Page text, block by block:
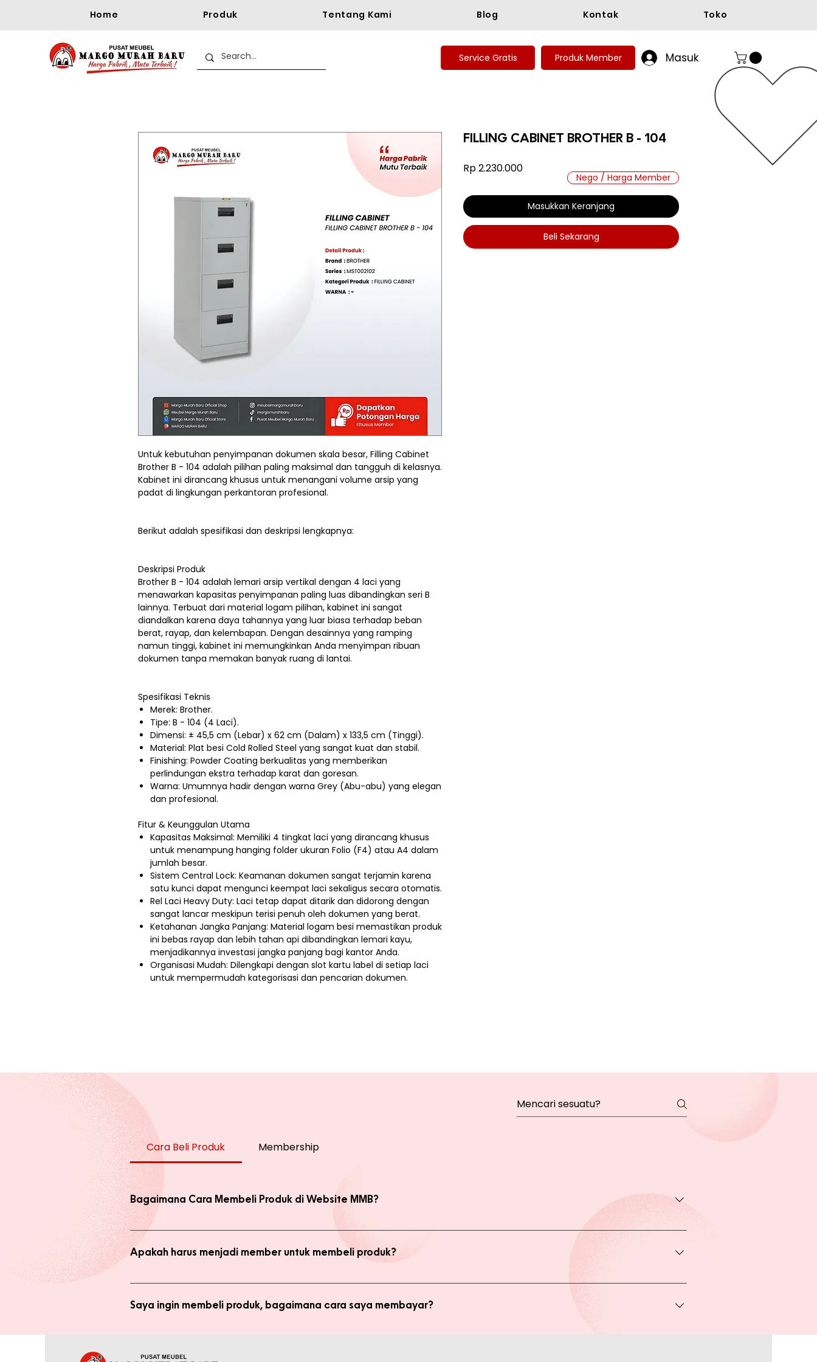
Home Produk Tentang Kami Blog Kontak Toko
Service Gratis Produk Member Masuk
Untuk kebutuhan penyimpanan dokumen skala besar, Filling Cabinet
Brother B - 104 adalah pilihan paling maksimal dan tangguh di kelasnya.
Kabinet ini dirancang khusus untuk menangani volume arsip yang
padat di lingkungan perkantoran profesional.
Berikut adalah spesifikasi dan deskripsi lengkapnya:
Deskripsi Produk
Brother B - 104 adalah lemari arsip vertikal dengan 4 laci yang
menawarkan kapasitas penyimpanan paling luas dibandingkan seri B
lainnya. Terbuat dari material logam pilihan, kabinet ini sangat
diandalkan karena daya tahannya yang luar biasa terhadap beban
berat, rayap, dan kelembapan. Dengan desainnya yang ramping
namun tinggi, kabinet ini memungkinkan Anda menyimpan ribuan
dokumen tanpa memakan banyak ruang di lantai.
Spesifikasi Teknis
Merek: Brother.
Tipe: B - 104 (4 Laci).
Dimensi: ± 45,5 cm (Lebar) x 62 cm (Dalam) x 133,5 cm (Tinggi).
Material: Plat besi Cold Rolled Steel yang sangat kuat dan stabil.
Finishing: Powder Coating berkualitas yang memberikan
perlindungan ekstra terhadap karat dan goresan.
Warna: Umumnya hadir dengan warna Grey (Abu-abu) yang elegan
dan profesional.
Fitur & Keunggulan Utama
Kapasitas Maksimal: Memiliki 4 tingkat laci yang dirancang khusus
untuk menampung hanging folder ukuran Folio (F4) atau A4 dalam
jumlah besar.
Sistem Central Lock: Keamanan dokumen sangat terjamin karena
satu kunci dapat mengunci keempat laci sekaligus secara otomatis.
Rel Laci Heavy Duty: Laci tetap dapat ditarik dan didorong dengan
sangat lancar meskipun terisi penuh oleh dokumen yang berat.
Ketahanan Jangka Panjang: Material logam besi memastikan produk
ini bebas rayap dan lebih tahan api dibandingkan lemari kayu,
menjadikannya investasi jangka panjang bagi kantor Anda.
Organisasi Mudah: Dilengkapi dengan slot kartu label di setiap laci
untuk mempermudah kategorisasi dan pencarian dokumen.
FILLING CABINET BROTHER B - 104
Rp 2.230.000Harga
Masukkan Keranjang
Beli Sekarang
Nego / Harga Member
Cara Beli Produk Membership
Bagaimana Cara Membeli Produk di Website MMB?
Ada 2 jenis produk yang ada di website, yaitu produk Member dan Non Member. Anda bisa melakukan transaksi pada halaman Produk
Apakah harus menjadi member untuk membeli produk?
Anda tidak perlu bergabung menjadi member untuk membeli produk MMB. Tetapi ada keuntungan yang bisa Anda dapatkan apabila
Saya ingin membeli produk, bagaimana cara saya membayar?
Saya sudah jadi member tapi tidak bisa login ke Produk Member, apa yang harus saya lakukan?